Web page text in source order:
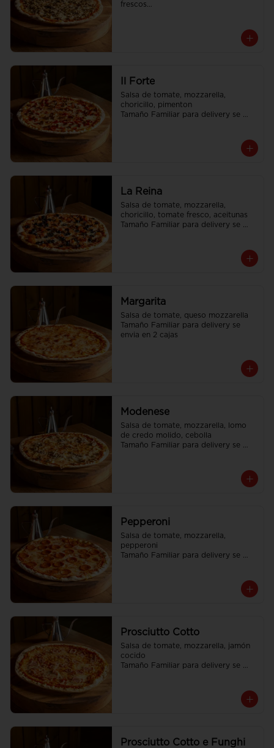
frescos
Il Forte
Salsa de tomate, mozzarella,
choricillo, pimenton
Tamaño Familiar para delivery se
La Reina
Salsa de tomate, mozzarella,
choricillo, tomate fresco, aceitunas
Tamaño Familiar para delivery se
Margarita
Salsa de tomate, queso mozzarella
Tamaño Familiar para delivery se
envia en 2 cajas
Modenese
Salsa de tomate, mozzarella, lomo
de credo molido, cebolla
Tamaño Familiar para delivery se
Pepperoni
Salsa de tomate, mozzarella,
pepperoni
Tamaño Familiar para delivery se
Prosciutto Cotto
Salsa de tomate, mozzarella, jamón
cocido
Tamaño Familiar para delivery se
Prosciutto Cotto e Funghi